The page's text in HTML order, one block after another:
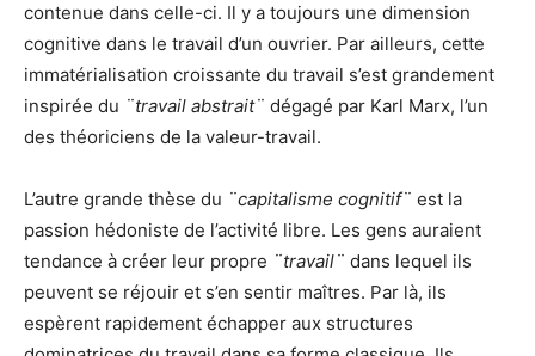
contenue dans celle-ci. Il y a toujours une dimension
cognitive dans le travail d’un ouvrier. Par ailleurs, cette
immatérialisation croissante du travail s’est grandement
inspirée du ¨travail abstrait¨ dégagé par Karl Marx, l’un
des théoriciens de la valeur-travail.
L’autre grande thèse du ¨capitalisme cognitif¨ est la
passion hédoniste de l’activité libre. Les gens auraient
tendance à créer leur propre ¨travail¨ dans lequel ils
peuvent se réjouir et s’en sentir maîtres. Par là, ils
espèrent rapidement échapper aux structures